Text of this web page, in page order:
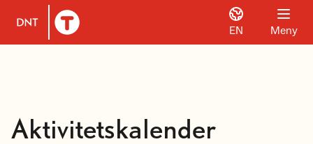
Til DNT.no forside
EN Meny
Aktivitetskalender